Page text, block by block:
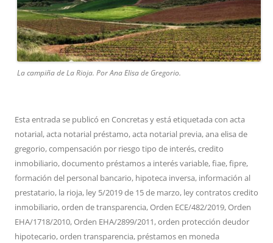
La campiña de La Rioja. Por Ana Elisa de Gregorio.
Esta entrada se publicó en Concretasy está etiquetada con acta
notarial,acta notarial préstamo,acta notarial previa,ana elisa de
gregorio,compensación por riesgo tipo de interés,credito
inmobiliario,documento préstamos a interés variable,fiae,fipre,
formación del personal bancario, hipoteca inversa, información al
prestatario, la rioja, ley 5/2019 de 15 de marzo, ley contratos credito
inmobiliario,orden de transparencia,Orden ECE/482/2019,Orden
EHA/1718/2010,Orden EHA/2899/2011,orden protección deudor
hipotecario,orden transparencia, préstamos en moneda